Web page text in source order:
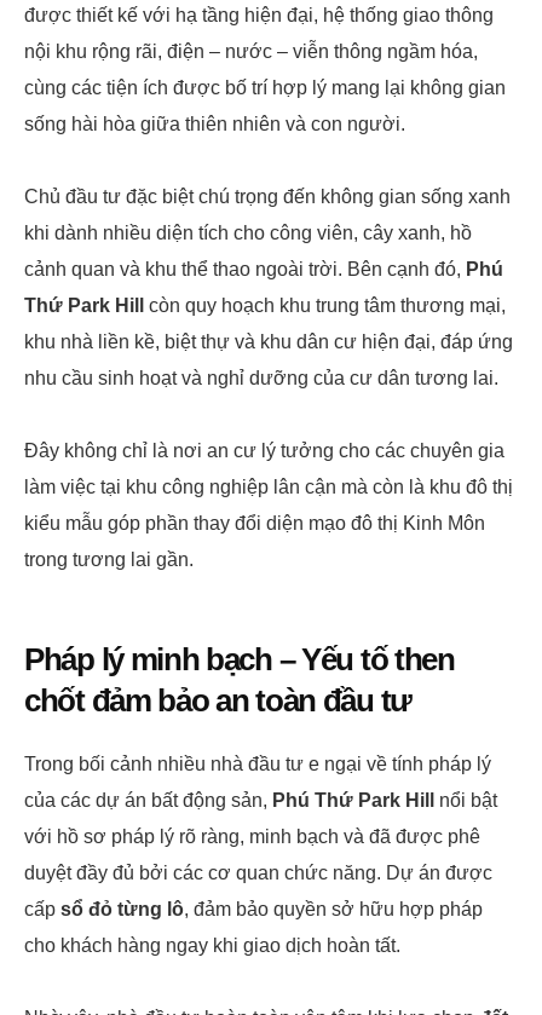
được thiết kế với hạ tầng hiện đại, hệ thống giao thông
nội khu rộng rãi, điện – nước – viễn thông ngầm hóa,
cùng các tiện ích được bố trí hợp lý mang lại không gian
sống hài hòa giữa thiên nhiên và con người.
Chủ đầu tư đặc biệt chú trọng đến không gian sống xanh
khi dành nhiều diện tích cho công viên, cây xanh, hồ
cảnh quan và khu thể thao ngoài trời. Bên cạnh đó, Phú
Thứ Park Hill
còn quy hoạch khu trung tâm thương mại,
khu nhà liền kề, biệt thự và khu dân cư hiện đại, đáp ứng
nhu cầu sinh hoạt và nghỉ dưỡng của cư dân tương lai.
Đây không chỉ là nơi an cư lý tưởng cho các chuyên gia
làm việc tại khu công nghiệp lân cận mà còn là khu đô thị
kiểu mẫu góp phần thay đổi diện mạo đô thị Kinh Môn
trong tương lai gần.
Pháp lý minh bạch – Yếu tố then
chốt đảm bảo an toàn đầu tư
Trong bối cảnh nhiều nhà đầu tư e ngại về tính pháp lý
của các dự án bất động sản, Phú Thứ Park Hill
nổi bật
với hồ sơ pháp lý rõ ràng, minh bạch và đã được phê
duyệt đầy đủ bởi các cơ quan chức năng. Dự án được
cấp sổ đỏ từng lô, đảm bảo quyền sở hữu hợp pháp
cho khách hàng ngay khi giao dịch hoàn tất.